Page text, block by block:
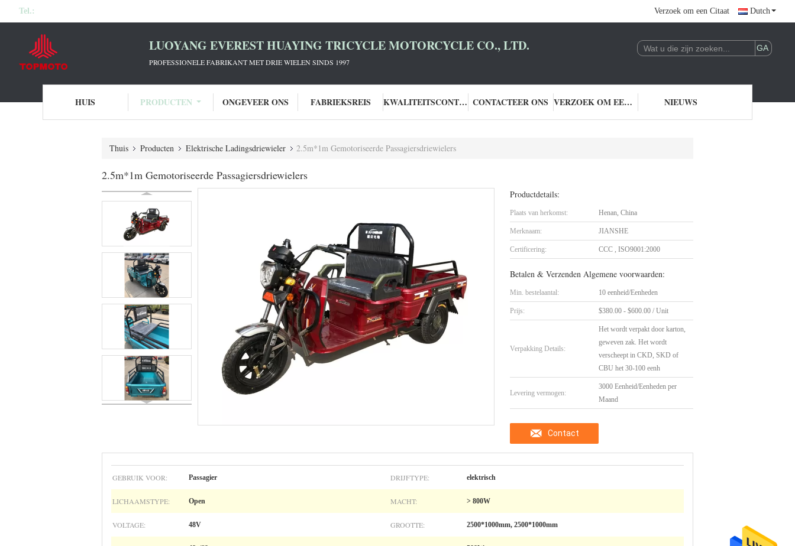
Tel.: Verzoek om een Citaat Dutch
LUOYANG EVEREST HUAYING TRICYCLE MOTORCYCLE CO., LTD.
PROFESSIONELE FABRIKANT MET DRIE WIELEN SINDS 1997
HUIS PRODUCTEN ONGEVEER ONS FABRIEKSREIS KWALITEITSCONTROLE CONTACTEER ONS VERZOEK OM EEN CITAAT NIEUWS
Thuis Producten Elektrische Ladingsdriewieler 2.5m*1m Gemotoriseerde Passagiersdriewielers
2.5m*1m Gemotoriseerde Passagiersdriewielers
Productdetails:
Plaats van herkomst: Henan, China
Merknaam: JIANSHE
Certificering: CCC , ISO9001:2000
Betalen & Verzenden Algemene voorwaarden:
Min. bestelaantal: 10 eenheid/Eenheden
Prijs: $380.00 - $600.00 / Unit
Verpakking Details:
Het wordt verpakt door karton,
geweven zak. Het wordt
verscheept in CKD, SKD of
CBU het 30-100 eenh
Levering vermogen:
3000 Eenheid/Eenheden per
Maand
Contact
GEBRUIK VOOR: Passagier DRIJFTYPE: elektrisch
LICHAAMSTYPE: Open MACHT: > 800W
VOLTAGE: 48V GROOTTE: 2500*1000mm, 2500*1000mm